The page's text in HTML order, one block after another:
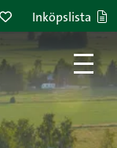
Inköpslista